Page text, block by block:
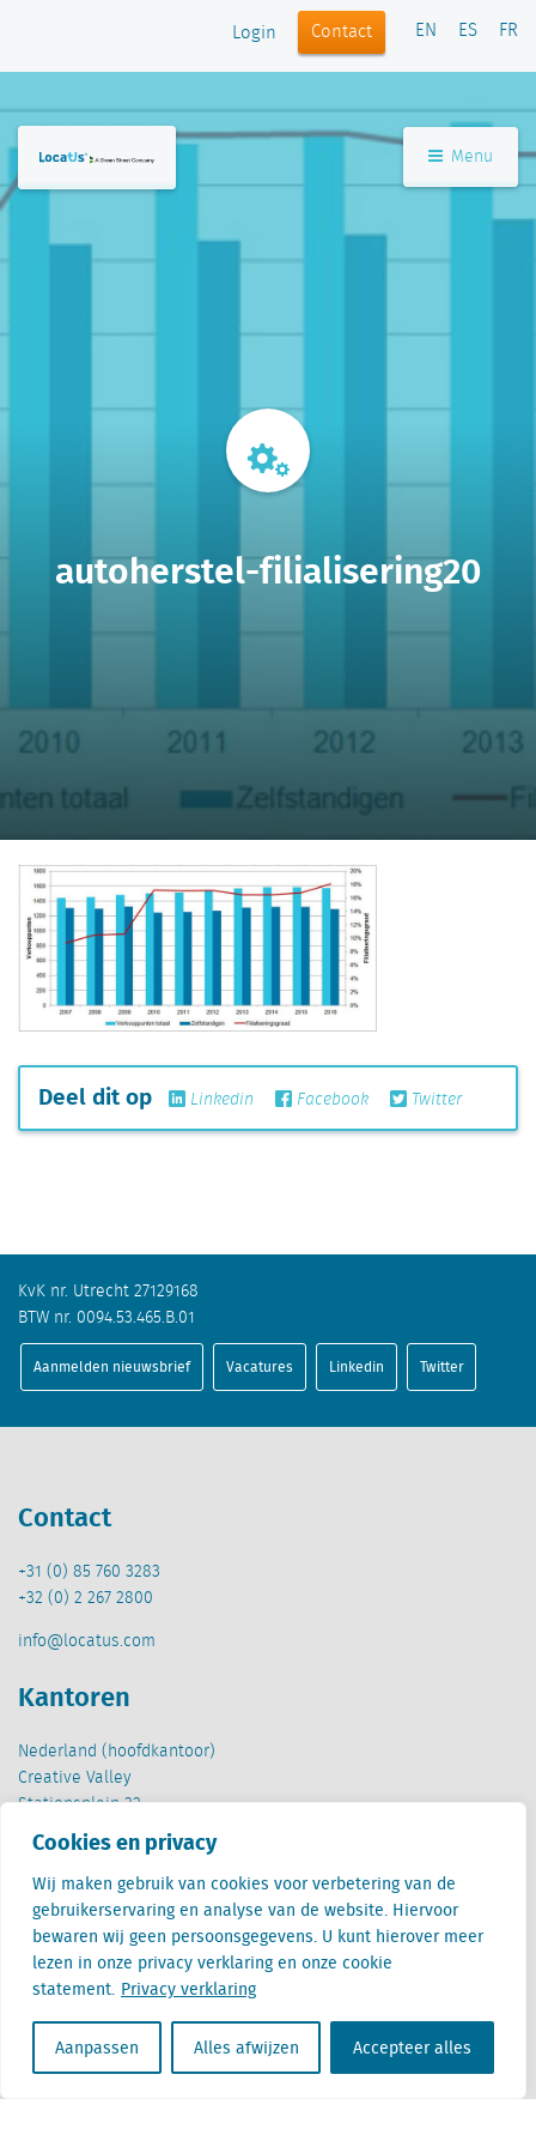
Cookies en privacy
Wij maken gebruik van cookies voor verbetering van de
gebruikerservaring en analyse van de website. Hiervoor
bewaren wij geen persoonsgegevens. U kunt hierover meer
lezen in onze privacy verklaring en onze cookie
statement. Privacy verklaring
Aanpassen Alles afwijzen Accepteer alles
Login Contact EN ES FR
Menu
autoherstel-filialisering20
Deel dit op Linkedin Facebook Twitter
KvK nr. Utrecht 27129168
BTW nr. 0094.53.465.B.01
Aanmelden nieuwsbrief Vacatures Linkedin Twitter
Contact
+31 (0) 85 760 3283
+32 (0) 2 267 2800
info@locatus.com
Kantoren
Nederland (hoofdkantoor)
Creative Valley
Stationsplein 32
3511 ED Utrecht
België
Cantersteen 47
1000 Brussel